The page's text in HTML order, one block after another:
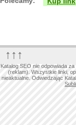
↑↑↑
Katalog SEO nie odpowiada
(reklam). Wszystkie linki,
nieaktualne. Odwiedzając